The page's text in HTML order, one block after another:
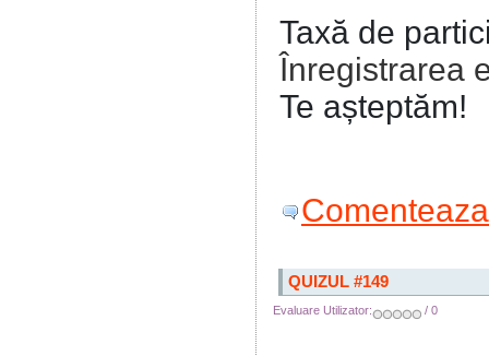
Taxă de
Înregistrarea
Te așteptăm!
QUIZUL #149
Evaluare Utilizator: / 0